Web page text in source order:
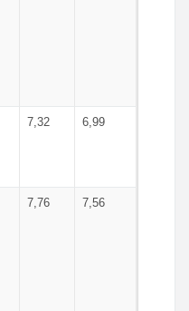
7,32 6,99
7,76 7,56